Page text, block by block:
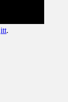
itt.